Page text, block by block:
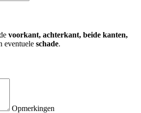
voorkant, achterkant, beide kanten,
eventuele schade.
Opmerkingen